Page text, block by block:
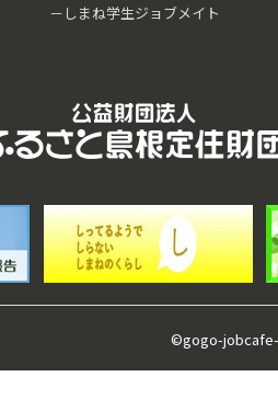
－しまね学生ジョブメイト
©gogo-